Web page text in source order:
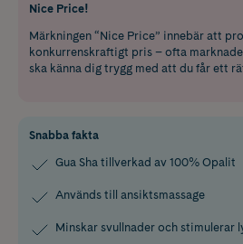
Nice Price!
Märkningen “Nice Price” innebär att
konkurrenskraftigt pris – ofta
ska känna dig trygg med att du får ett
Snabba fakta
Gua Sha tillverkad av 100% Opalit
Används till ansiktsmassage
Minskar svullnader och stimulerar